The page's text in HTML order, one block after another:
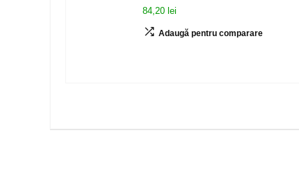
84,20 lei
Adaugă pentru comparare